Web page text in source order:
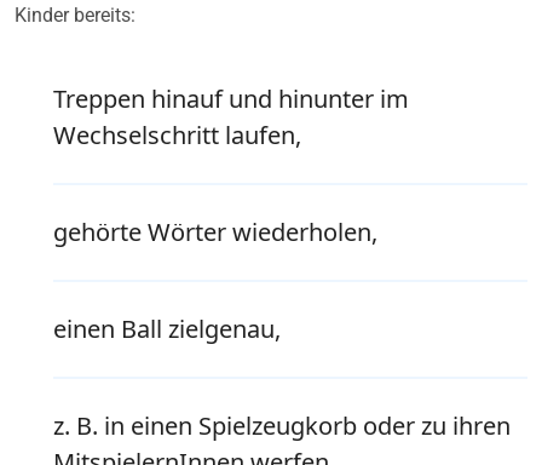
Kinder bereits:
Treppen hinauf und hinunter im
Wechselschritt laufen,
gehörte Wörter wiederholen,
einen Ball zielgenau,
z. B. in einen Spielzeugkorb oder zu ihren